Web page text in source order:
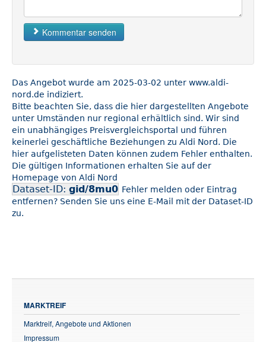
Kommentar senden
Das Angebot wurde am 2025-03-02 unter www.aldi-
nord.de indiziert.
Bitte beachten Sie, dass die hier dargestellten Angebote
unter Umständen nur regional erhältlich sind. Wir sind
ein unabhängiges Preisvergleichsportal und führen
keinerlei geschäftliche Beziehungen zu Aldi Nord. Die
hier aufgelisteten Daten können zudem Fehler enthalten.
Die gültigen Informationen erhalten Sie auf der
Homepage von Aldi Nord
Dataset-ID: gid/8mu0 Fehler melden oder Eintrag
entfernen? Senden Sie uns eine E-Mail mit der Dataset-ID
zu.
MARKTREIF
Marktreif, Angebote und Aktionen
Impressum